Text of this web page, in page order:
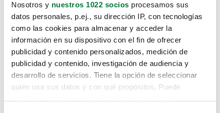
Nosotros y nuestros 1022 socios procesamos sus
datos personales, p.ej., su dirección IP, con tecnologías
como las cookies para almacenar y acceder la
información en su dispositivo con el fin de ofrecer
publicidad y contenido personalizados, medición de
publicidad y contenido, investigación de audiencia y
desarrollo de servicios. Tiene la opción de seleccionar
quién usa sus datos y con qué propósitos. Puede
Lo sentimos, no sabemos como
te hemos traido hasta aquí.
Pero puedes encontrar el coche que estás
buscando en alguno de estos enlaces: